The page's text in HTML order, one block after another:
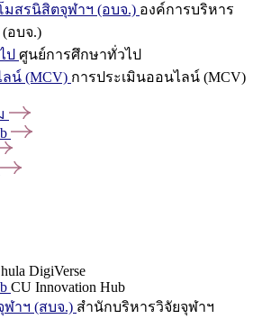
มสรนิสิตจุฬาฯ (อบจ.) องค์การบริหาร
อบจ.)
ป ศูนย์การศึกษาทั่วไป
น์ (MCV) การประเมินออนไลน์ (MCV)
DigiVerse
CU Innovation Hub
าฯ (สบจ.) สำนักบริหารวิจัยจุฬาฯ